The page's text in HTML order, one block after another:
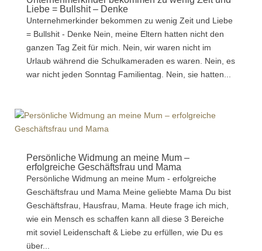
Liebe = Bullshit – Denke
Unternehmerkinder bekommen zu wenig Zeit und Liebe
= Bullshit - Denke Nein, meine Eltern hatten nicht den
ganzen Tag Zeit für mich. Nein, wir waren nicht im
Urlaub während die Schulkameraden es waren. Nein, es
war nicht jeden Sonntag Familientag. Nein, sie hatten...
Persönliche Widmung an meine Mum –
erfolgreiche Geschäftsfrau und Mama
Persönliche Widmung an meine Mum - erfolgreiche
Geschäftsfrau und Mama Meine geliebte Mama Du bist
Geschäftsfrau, Hausfrau, Mama. Heute frage ich mich,
wie ein Mensch es schaffen kann all diese 3 Bereiche
mit soviel Leidenschaft & Liebe zu erfüllen, wie Du es
über...